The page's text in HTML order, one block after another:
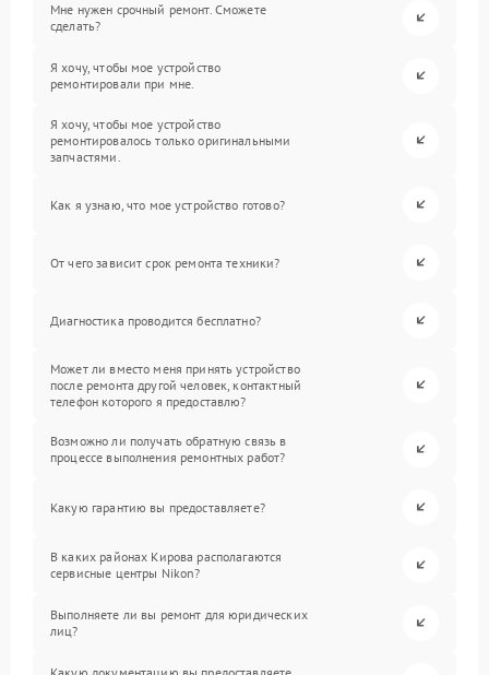
Мне нужен срочный ремонт. Сможете
сделать?
Я хочу, чтобы мое устройство
ремонтировали при мне.
Я хочу, чтобы мое устройство
ремонтировалось только оригинальными
запчастями.
Как я узнаю, что мое устройство готово?
От чего зависит срок ремонта техники?
Диагностика проводится бесплатно?
Может ли вместо меня принять устройство
после ремонта другой человек, контактный
телефон которого я предоставлю?
Возможно ли получать обратную связь в
процессе выполнения ремонтных работ?
Какую гарантию вы предоставляете?
В каких районах Кирова располагаются
сервисные центры Nikon?
Выполняете ли вы ремонт для юридических
лиц?